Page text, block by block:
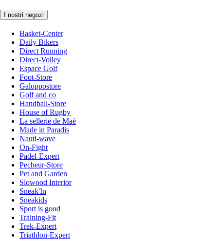
I nostri negozi
Basket-Center
Daily Bikers
Direct Running
Direct-Volley
Espace Golf
Foot-Store
Galoppostore
Golf and co
Handball-Store
House of Rugby
La sellerie de Maé
Made in Paradis
Nauti-wave
On-Fight
Padel-Expert
Pecheur-Store
Pet and Garden
Slowood Interior
Sneak'In
Sneakids
Sport is good
Training-Fit
Trek-Expert
Triathlon-Expert